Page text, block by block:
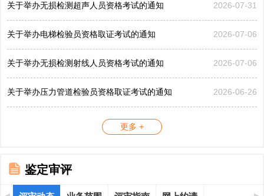
关于举办无损检测超声人员资格考试的通知 2026-07-31
关于举办电梯检验员资格取证考试的通知 2026-07-06
关于举办无损检测射线人员资格考试的通知 2026-07-06
关于举办压力管道检验员资格取证考试的通知 2026-06-26
更多 +
鉴定审评